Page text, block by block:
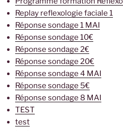
Replay reflexologie faciale 1
Réponse sondage 1 MAI
Réponse sondage 10€
Réponse sondage 2€
Réponse sondage 20€
Réponse sondage 4 MAI
Réponse sondage 5€
Réponse sondage 8 MAI
TEST
test